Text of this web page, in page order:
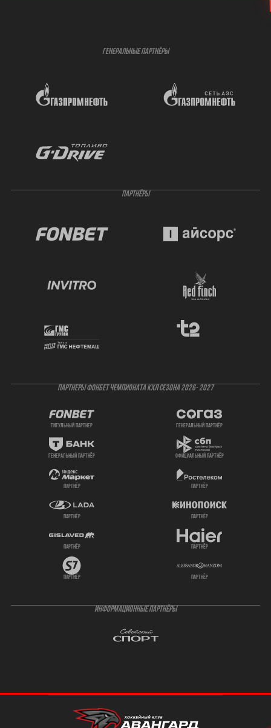
ГЕНЕРАЛЬНЫЕ ПАРТНЁРЫ
ПАРТНЁРЫ
ПАРТНЕРЫ ФОНБЕТ ЧЕМПИОНАТА КХЛ СЕЗОНА 2026- 2027
титульный партнер генеральный партнёр
генеральный партнёр официальный партнёр
партнёр партнёр
партнёр партнёр
партнёр партнёр
партнёр партнёр
ИНФОРМАЦИОННЫЕ ПАРТНЁРЫ